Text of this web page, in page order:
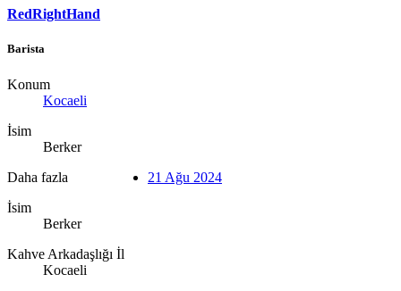
RedRightHand
Barista
Konum
Kocaeli
İsim
Berker
Daha fazla
İsim
Berker
Kahve Arkadaşlığı İl
Kocaeli
21 Ağu 2024